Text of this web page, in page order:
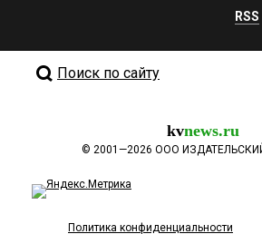
RSS
Поиск по сайту
kvnews.ru
© 2001—2026 ООО
Политика конфиденциальности